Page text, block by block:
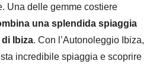
Una delle gemme costiere
una splendida spiaggia
Ibiza. Con l’Autonoleggio Ibiza,
incredibile spiaggia e scoprire